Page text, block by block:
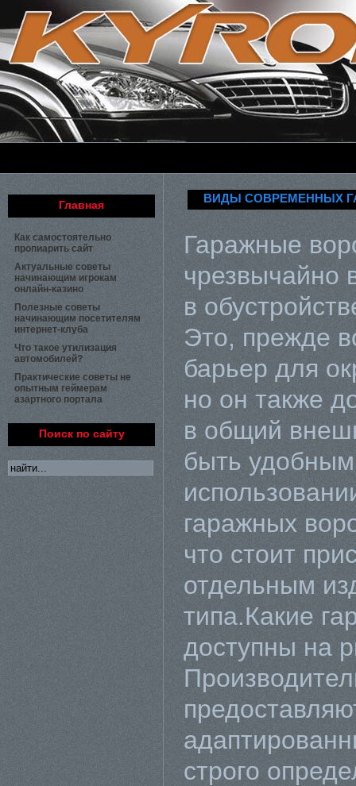
Главная
Как самостоятельно
пропиарить сайт
Актуальные советы
начинающим игрокам
онлайн-казино
Полезные советы
начинающим посетителям
интернет-клуба
Что такое утилизация
автомобилей?
Практические советы не
опытным геймерам
азартного портала
Поиск по сайту
ВИДЫ СОВРЕМЕННЫХ
Гаражные
чрезвычайно
в
Это, прежде
барьер для
но он также
в общий
быть
гаражных
что стоит
отдельным
типа.Какие
доступны на
строго